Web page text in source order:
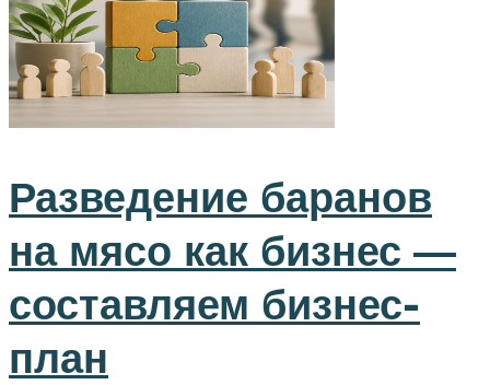
Разведение баранов
на мясо как бизнес —
составляем бизнес-
план